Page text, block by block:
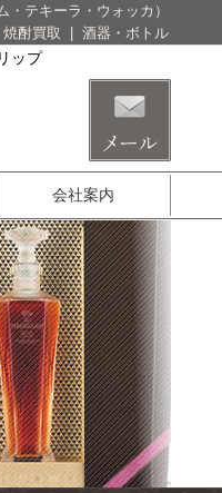
・テキーラ・ウォッカ）
酎買取 酒器・ボトル
ップ
会社案内